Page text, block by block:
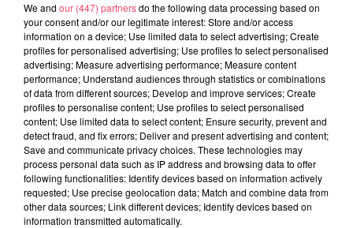
Le Toposcope - 19 06 2026
We and our (447) partnersdo the following data processing based on
your consent and/or our legitimate interest: Store and/or access
information on a device; Use limited data to select advertising; Create
profiles for personalised advertising; Use profiles to select personalised
advertising; Measure advertising performance; Measure content
performance; Understand audiences through statistics or combinations
of data from different sources; Develop and improve services; Create
profiles to personalise content; Use profiles to select personalised
content; Use limited data to select content; Ensure security, prevent and
detect fraud, and fix errors; Deliver and present advertising and content;
Save and communicate privacy choices. These technologies may
process personal data such as IP address and browsing data to offer
following functionalities: Identify devices based on information actively
requested; Use precise geolocation data; Match and combine data from
other data sources; Link different devices; Identify devices based on
information transmitted automatically.